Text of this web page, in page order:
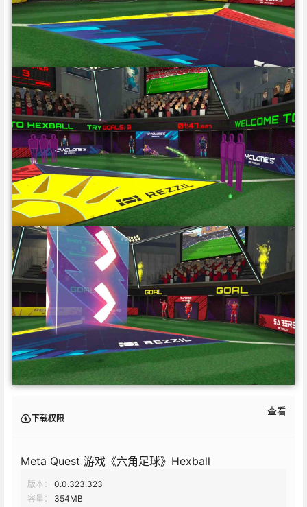
下载权限
查看
Meta Quest 游戏《六角足球》Hexball
版本：
0.0.323.323
容量：
354MB